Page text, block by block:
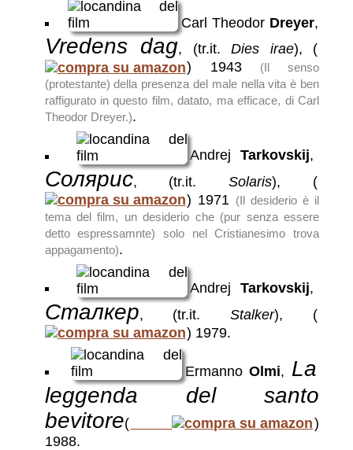
Carl Theodor Dreyer,
Vredens dag, (tr.it.Dies irae), (
) 1943
(Il senso
(protestante) della presenza del male nella vita è ben
raffigurato in questo film, datato, ma efficace, di Carl
Theodor Dreyer.).
AndrejTarkovskij,
Солярис, (tr.it.Solaris), (
) 1971 (Il desiderio è il
tema del film, un desiderio che (pur senza essere
detto espressamnte) solo nel Cristianesimo trova
appagamento).
AndrejTarkovskij,
Сталкер, (tr.it.Stalker), (
) 1979.
ErmannoOlmi, La
leggenda del santo
bevitore(
)
1988.